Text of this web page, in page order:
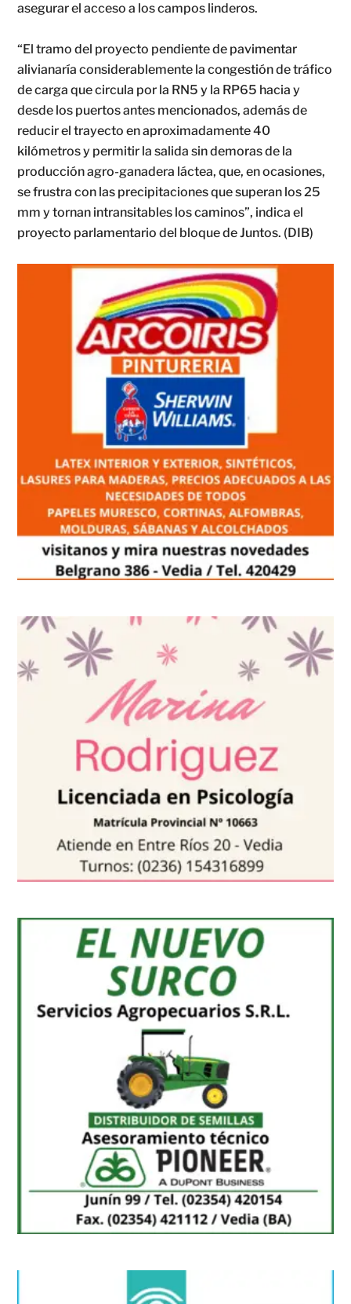
asegurar el acceso a los campos linderos.
“El tramo del proyecto pendiente de pavimentar
alivianaría considerablemente la congestión de tráfico
de carga que circula por la RN5 y la RP65 hacia y
desde los puertos antes mencionados, además de
reducir el trayecto en aproximadamente 40
kilómetros y permitir la salida sin demoras de la
producción agro-ganadera láctea, que, en ocasiones,
se frustra con las precipitaciones que superan los 25
mm y tornan intransitables los caminos”, indica el
proyecto parlamentario del bloque de Juntos. (DIB)